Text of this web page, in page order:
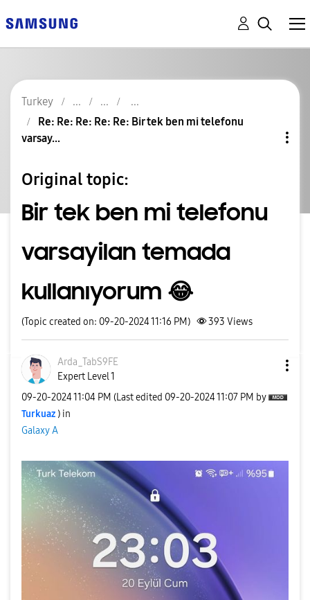
Turkey
Re: Re: Re: Re: Re: Bir tek ben mi telefonu
varsay...
Original topic:
Bir tek ben mi telefonu
varsayilan temada
kullanıyorum 😂
(Topic created on: 09-20-2024 11:16 PM) 393 Views
Arda_TabS9FE
Expert Level 1
‎09-20-202411:04 PM (Last edited ‎09-20-202411:07 PM by
Turkuaz ) in
Galaxy A